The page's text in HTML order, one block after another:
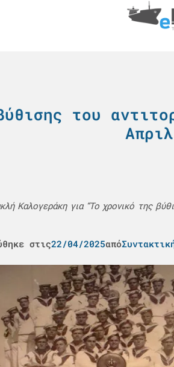
του
Καλογεράκη για “Το χρονικό της
στις22/04/2025από